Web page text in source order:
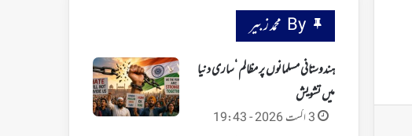
By محمد زبیر
ہندوستانی مسلمانوں پر مظالم ‘ساری دنیا
میں تشویش
3 اگست 2026 - 19:43